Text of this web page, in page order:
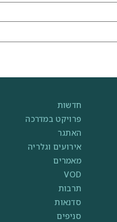
חדשות
פרויקט במדרכה
האתגר
אירועים וגלריה
מאמרים
VOD
תרבות
סדנאות
סניפים